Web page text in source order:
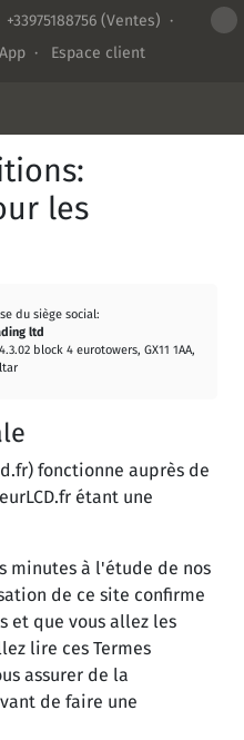
+33975188756 (Ventes) ·
· Espace client
les
du siège social:
ltd
block 4 eurotowers, GX11 1AA,
fonctionne auprès de
étant une
minutes à l'étude de nos
de ce site confirme
et que vous allez les
lire ces Termes
assurer de la
de faire une